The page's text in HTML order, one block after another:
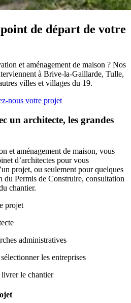
de départ de votre
et aménagement de maison ? Nos
à Brive-la-Gaillarde, Tulle,
villes et villages du 19.
nous votre projet
un architecte, les grandes
et aménagement de maison, vous
d’architectes pour vous
projet, ou seulement pour quelques
du Permis de Construire, consultation
chantier.
projet
administratives
les entreprises
le chantier